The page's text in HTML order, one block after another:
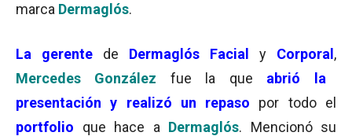
marca Dermaglós.
La gerente de Dermaglós Facial y Corporal ,
Mercedes González fue la que abrió la
presentación y realizó un repaso por todo el
portfolio que hace a Dermaglós. Mencionó su